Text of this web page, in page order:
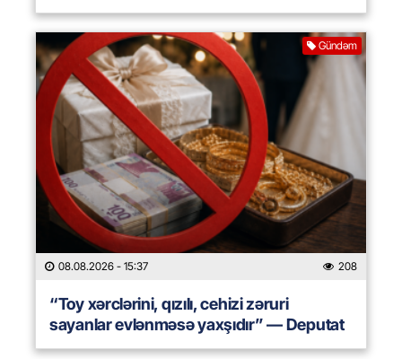
Gündəm
08.08.2026 - 15:37 208
“Toy xərclərini, qızılı, cehizi zəruri
sayanlar evlənməsə yaxşıdır” — Deputat